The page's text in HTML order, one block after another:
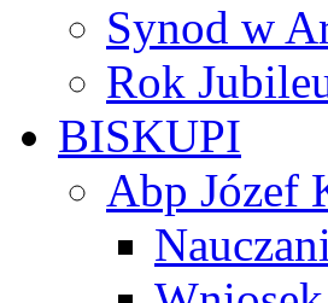
Synod w
Rok
BISKUPI
Abp Józef